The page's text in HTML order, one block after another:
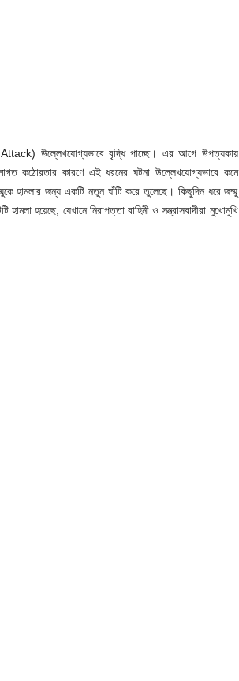
Attack) উল্লেখযোগ্যভাবে বৃদ্ধি পাচ্ছে। এর আগে উপত্যকায়
কঠোরতার কারণে এই ধরনের ঘটনা উল্লেখযোগ্যভাবে কমে
হামলার জন্য একটি নতুন ঘাঁটি করে তুলেছে। কিছুদিন ধরে জম্মু
হয়েছে, যেখানে নিরাপত্তা বাহিনী ও সন্ত্রাসবাদীরা মুখোমুখি